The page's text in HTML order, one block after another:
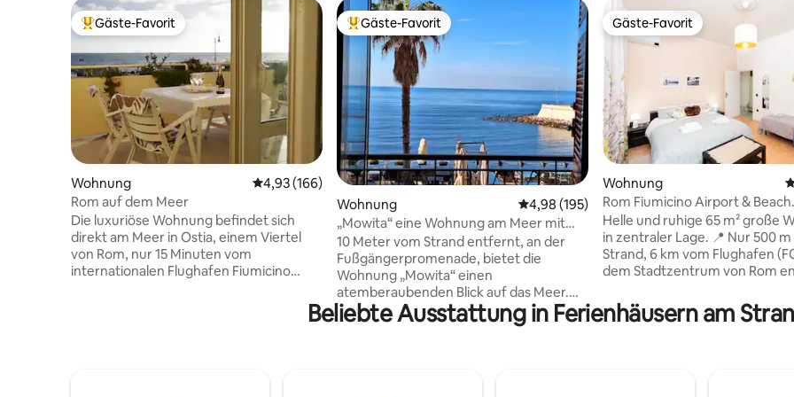
Beliebter Gäste-Favorit.
Gäste-Favorit
Wohnung Durchschnittliche Bewertung: 4,93 von 5, 166 Bewertungen
4,93 (166)
Rom auf dem Meer
Die luxuriöse Wohnung befindet sich
direkt am Meer in Ostia, einem Viertel
von Rom, nur 15 Minuten vom
internationalen Flughafen Fiumicino
Beliebter Gäste-Favorit.
Gäste-Favorit
Wohnung Durchschnittliche Bewertung: 4,98 von 5,
4,98 (195)
„Mowita“ eine Wohnung am Meer mit
herrlichem Meerblick
10 Meter vom Strand entfernt, an der
Fußgängerpromenade, bietet die
Wohnung „Mowita“ einen
atemberaubenden Blick auf das Meer.
Eine kleine Ecke des Paradieses in der
Nähe von allem und nur wenige Schritte
Gäste-Favorit
Gäste-Favorit
Wohnung
Rom Fiumicino Airport & Beach
(TempioDellaFortuna)
Helle und ruhige 65 m² große
in zentraler Lage. 📍 Nur 500 m vom
Strand, 6 km vom Flughafen
dem Stadtzentrum von Rom
Annehmlichkeiten
Apotheke) sind zu Fuß
Kurtaxe von 3,50 € pro Person/
Beliebte Ausstattung in Ferienhäusern am